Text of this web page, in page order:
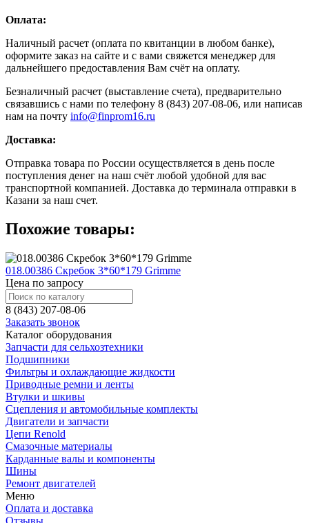
Оплата:
Наличный расчет (оплата по квитанции в любом банке),
оформите заказ на сайте и с вами свяжется менеджер для
дальнейшего предоставления Вам счёт на оплату.
Безналичный расчет (выставление счета), предварительно
связавшись с нами по телефону 8 (843) 207-08-06, или написав
нам на почту info@finprom16.ru
Доставка:
Отправка товара по России осуществляется в день после
поступления денег на наш счёт любой удобной для вас
транспортной компанией. Доставка до терминала отправки в
Казани за наш счет.
Похожие товары:
018.00386 Скребок 3*60*179 Grimme
Цена по запросу
8 (843) 207-08-06
Заказать звонок
Каталог оборудования
Запчасти для сельхозтехники
Подшипники
Фильтры и охлаждающие жидкости
Приводные ремни и ленты
Втулки и шкивы
Сцепления и автомобильные комплекты
Двигатели и запчасти
Цепи Renold
Смазочные материалы
Карданные валы и компоненты
Шины
Ремонт двигателей
Меню
Оплата и доставка